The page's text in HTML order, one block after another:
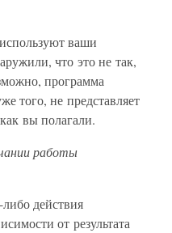
ваши
что это не так,
программа
того, не представляет
вы полагали.
работы
действия
от результата